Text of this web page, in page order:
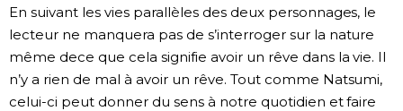
En suivant les vies parallèles des deux personnages, le
lecteur ne manquera pas de s’interroger sur la nature
même dece que cela signifie avoir un rêve dans la vie. Il
n’y a rien de mal à avoir un rêve. Tout comme Natsumi,
celui-ci peut donner du sens à notre quotidien et faire